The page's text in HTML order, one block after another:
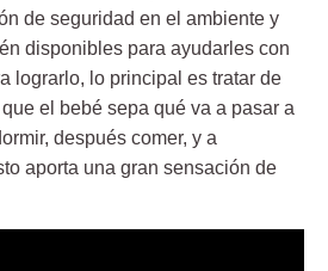
de seguridad en el ambiente y
disponibles para ayudarles con
lograrlo, lo principal es tratar de
el bebé sepa qué va a pasar a
después comer, y a
aporta una gran sensación de